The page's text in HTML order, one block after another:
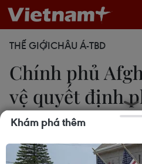
THẾ GIỚICHÂU Á-TBD
Chính phủ
vệ quyết định
nhân
11/01/2014 12:49
Khám phá thêm